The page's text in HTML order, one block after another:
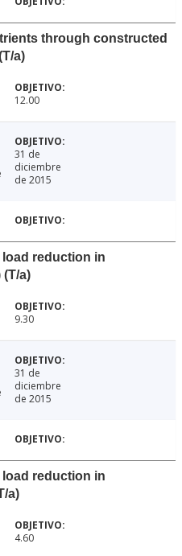
through constructed
a)
12.00
31 de
diciembre
de 2015
reduction in
a)
9.30
31 de
diciembre
de 2015
reduction in
a)
4.60